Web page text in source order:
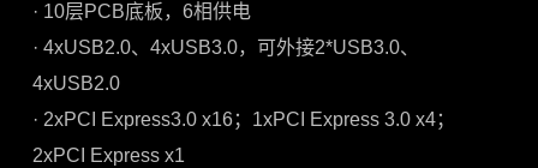
· 10层PCB底板，6相供电
· 4xUSB2.0、4xUSB3.0，可外接2*USB3.0、
4xUSB2.0
· 2xPCI Express3.0 x16；1xPCI Express 3.0 x4；
2xPCI Express x1